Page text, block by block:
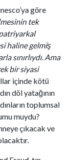
göre
tek
haline gelmiş
sınırlıydı. Ama
bir siyasi
içinde kötü
döl yatağının
toplumsal
muydu?
çıkacak ve